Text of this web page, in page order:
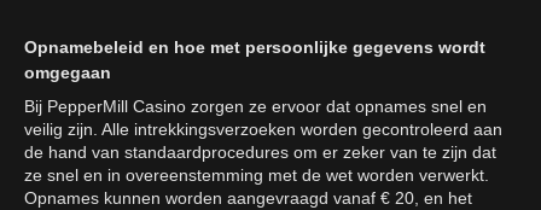
Opnamebeleid en hoe met persoonlijke gegevens wordt
omgegaan
Bij PepperMill Casino zorgen ze ervoor dat opnames snel en
veilig zijn. Alle intrekkingsverzoeken worden gecontroleerd aan
de hand van standaardprocedures om er zeker van te zijn dat
ze snel en in overeenstemming met de wet worden verwerkt.
Opnames kunnen worden aangevraagd vanaf € 20, en het